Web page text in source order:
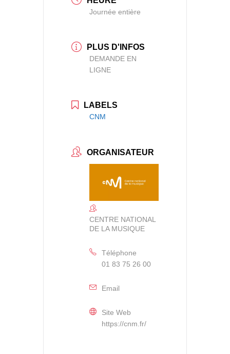
Journée entière
PLUS D'INFOS
DEMANDE EN
LIGNE
LABELS
CNM
ORGANISATEUR
CENTRE NATIONAL
DE LA MUSIQUE
Téléphone
01 83 75 26 00
Email
Site Web
https://cnm.fr/